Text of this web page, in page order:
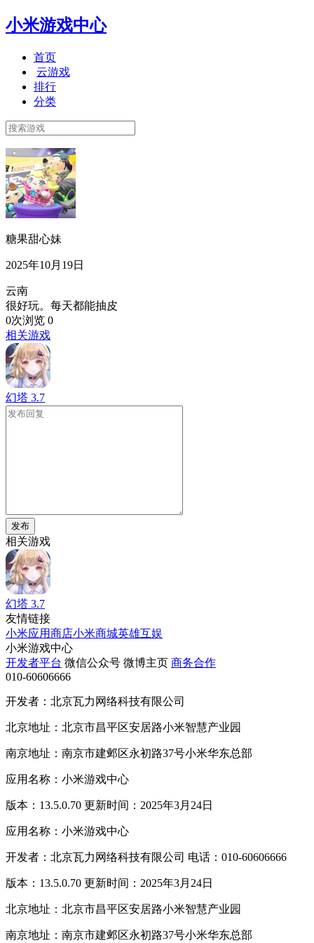
小米游戏中心
首页
云游戏
排行
分类
糖果甜心妹
2025年10月19日
云南
很好玩。每天都能抽皮
0次浏览 0
相关游戏
幻塔 3.7
发布
相关游戏
幻塔 3.7
友情链接
小米应用商店小米商城英雄互娱
小米游戏中心
开发者平台 微信公众号 微博主页 商务合作
010-60606666
开发者：北京瓦力网络科技有限公司
北京地址：北京市昌平区安居路小米智慧产业园
南京地址：南京市建邺区永初路37号小米华东总部
应用名称：小米游戏中心
版本：13.5.0.70 更新时间：2025年3月24日
应用名称：小米游戏中心
开发者：北京瓦力网络科技有限公司 电话：010-60606666
版本：13.5.0.70 更新时间：2025年3月24日
北京地址：北京市昌平区安居路小米智慧产业园
南京地址：南京市建邺区永初路37号小米华东总部